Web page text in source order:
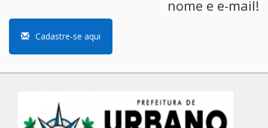
nome e e-mail!
Cadastre-se aqui